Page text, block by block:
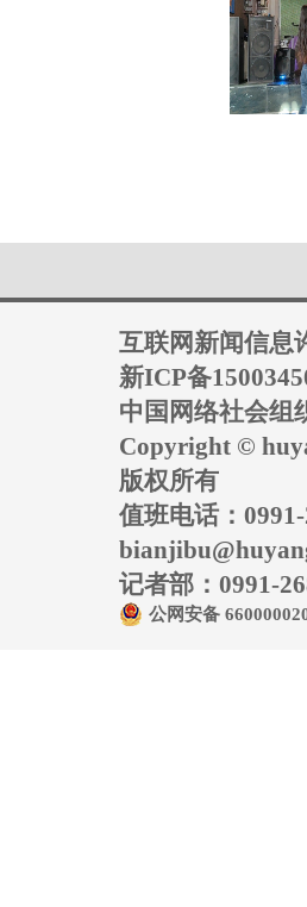
互联网新闻信息
新ICP备
中国网络社会组
Copyright ©
版权所有
值班电话：
记者部：0991-
公网安备